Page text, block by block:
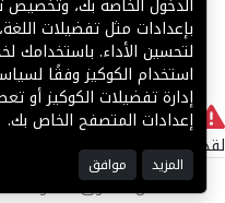
لا يوجد
لقد حدث خطأ داخلي أثناء معالجة
©2025 كل الحقوق محفوظة منصة توور
الدخول الخاصة بك، وتخصيص
بإعدادات مثل تفضيلات
لتحسين الأداء. باستخدامك
استخدام الكوكيز وفقًا
إدارة تفضيلات الكوكيز
إعدادات المتصفح الخاص بك.
المزيد موافق